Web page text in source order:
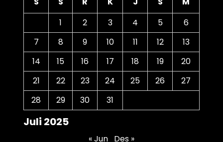
Juli 2025
1
2 3 4 5
6
7
8 9 10 11 12
13
14
15 16 17 18 19
20
21
22 23 24 25 26
27
28
29 30 31
« Jun Des »